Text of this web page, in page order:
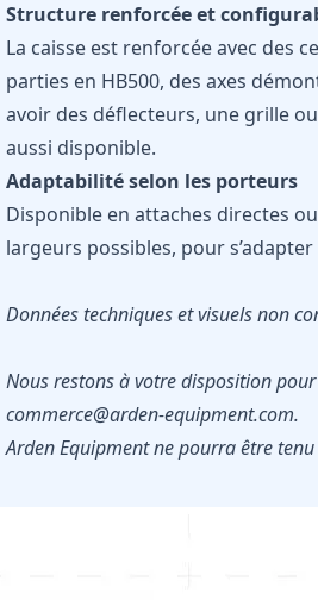
Structure renforcée et
La caisse est renforcée avec des
parties en HB500, des axes
avoir des déflecteurs, une grille
aussi disponible.
Adaptabilité selon les porteurs
Disponible en attaches directes
largeurs possibles, pour
Données techniques et visuels non
Nous restons à votre disposition
commerce@arden-equipment.com.
Arden Equipment ne pourra être